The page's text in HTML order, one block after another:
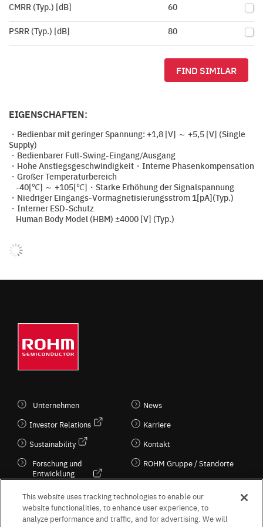
CMRR (Typ.) [dB] 60
PSRR (Typ.) [dB] 80
FIND SIMILAR
EIGENSCHAFTEN:
・Bedienbar mit geringer Spannung: +1,8 [V] ～ +5,5 [V] (Single
Supply)
・Bedienbarer Full-Swing-Eingang/Ausgang
・Hohe Anstiegsgeschwindigkeit・Interne Phasenkompensation
・Großer Temperaturbereich
-40[℃] ～ +105[℃]・Starke Erhöhung der Signalspannung
・Niedriger Eingangs-Vormagnetisierungsstrom 1[pA](Typ.)
・Interner ESD-Schutz
Human Body Model (HBM) ±4000 [V] (Typ.)
Unternehmen
Investor Relations
Sustainability
Forschung und
Entwicklung
Kultur / Wirtschaft
News
Karriere
Kontakt
ROHM Gruppe / Standorte
This website uses tracking technologies to enable our
website functionalities, to enhance user experience, to
analyze performance and traffic, and for advertising. We will